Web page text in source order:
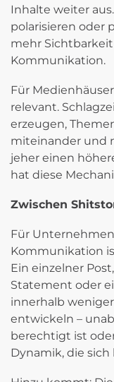
Inhalte weiter
polarisieren oder
mehr
Kommunikation.
Für
relevant.
erzeugen,
miteinander und
jeher einen
hat diese
Zwischen
Für
Kommunikation
Ein einzelner
Statement oder
innerhalb
entwickeln –
berechtigt ist
Dynamik, die